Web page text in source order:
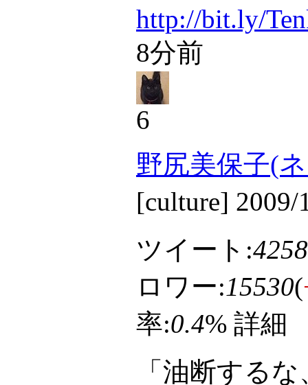
http://bit.ly/
8分前
6
野尻美保子(
[culture] 2009/
ツイート:
ロワー:15530(
率:0.4% 詳細
「油断する